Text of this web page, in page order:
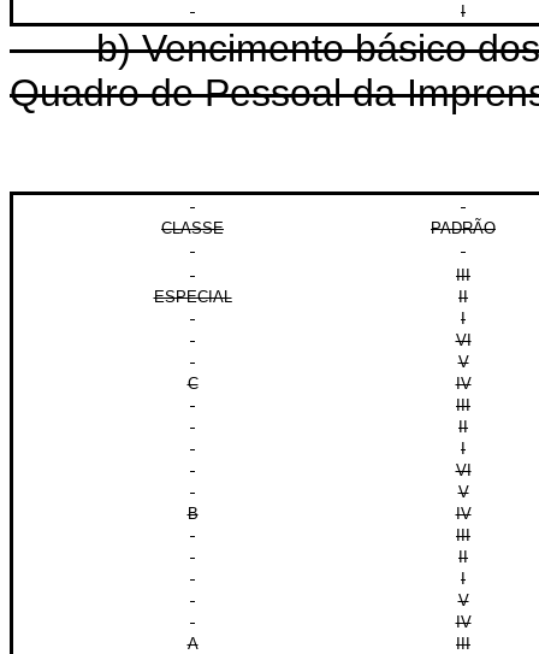
I
b) Vencimento básico dos
Quadro de Pessoal da
CLASSE PADRÃO
III
ESPECIAL
II
I
VI
V
C
IV
III
II
I
VI
V
B
IV
III
II
I
V
IV
A
III